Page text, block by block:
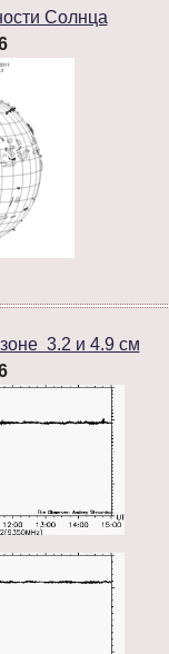
Солнца
3.2 и 4.9 см